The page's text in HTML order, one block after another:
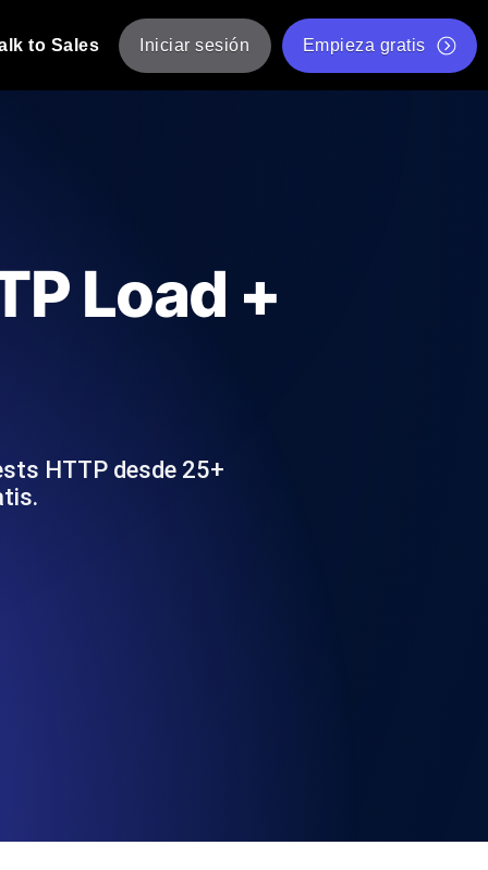
funcionalidad de la API
SSL y alertas de caducidad.
Comprobador de estado de API
to Sales Iniciar sesión Empieza gratis
Load +
HTTP desde 25+